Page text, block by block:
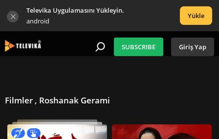
Televika Uygulamasını Yükleyin.
android
Yükle
SUBSCRIBE Giriş Yap
Filmler , Roshanak Gerami